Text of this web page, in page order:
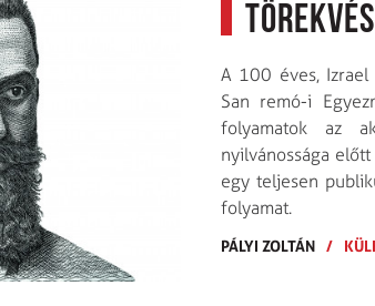
törekvés
A 100 éves,
San remó-i
folyamatok az
nyilvánossága
egy teljesen
folyamat.
PÁLYI ZOLTÁN /